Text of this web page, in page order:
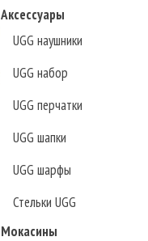
Аксессуары
UGG наушники
UGG набор
UGG перчатки
UGG шапки
UGG шарфы
Стельки UGG
Мокасины